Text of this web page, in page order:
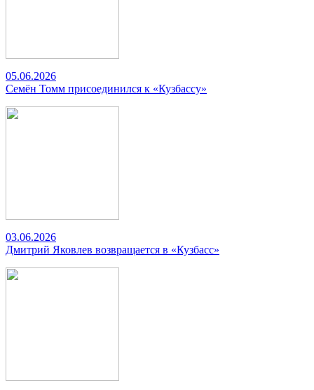
05.06.2026
Семён Томм присоединился к «Кузбассу»
03.06.2026
Дмитрий Яковлев возвращается в «Кузбасс»